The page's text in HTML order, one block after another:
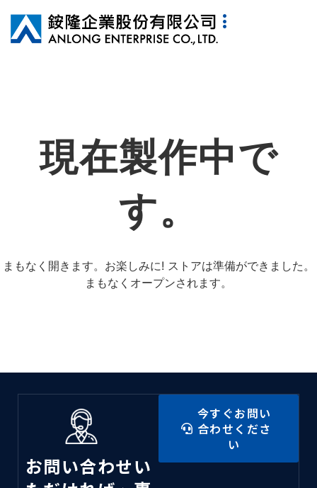
現在製作中で
す。
まもなく開きます。お楽しみに! ストアは準備ができました。
まもなくオープンされます。
お問い合わせい
今すぐお問い
合わせくださ
い